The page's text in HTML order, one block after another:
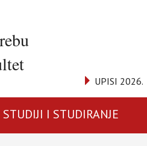
UPISI 2026.
STUDIJI I STUDIRANJE